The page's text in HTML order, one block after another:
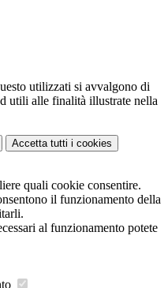
utilizzati si avvalgono di
utili alle finalità illustrate nella
Accetta tutti i cookies
quali cookie consentire.
il funzionamento della
al funzionamento potete